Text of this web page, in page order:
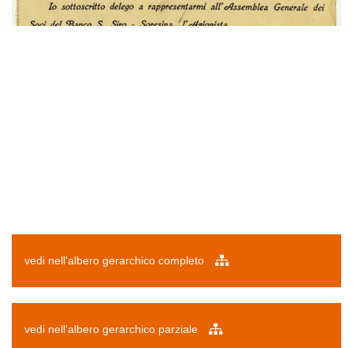
vedi nell'albero gerarchico completo
vedi nell'albero gerarchico parziale